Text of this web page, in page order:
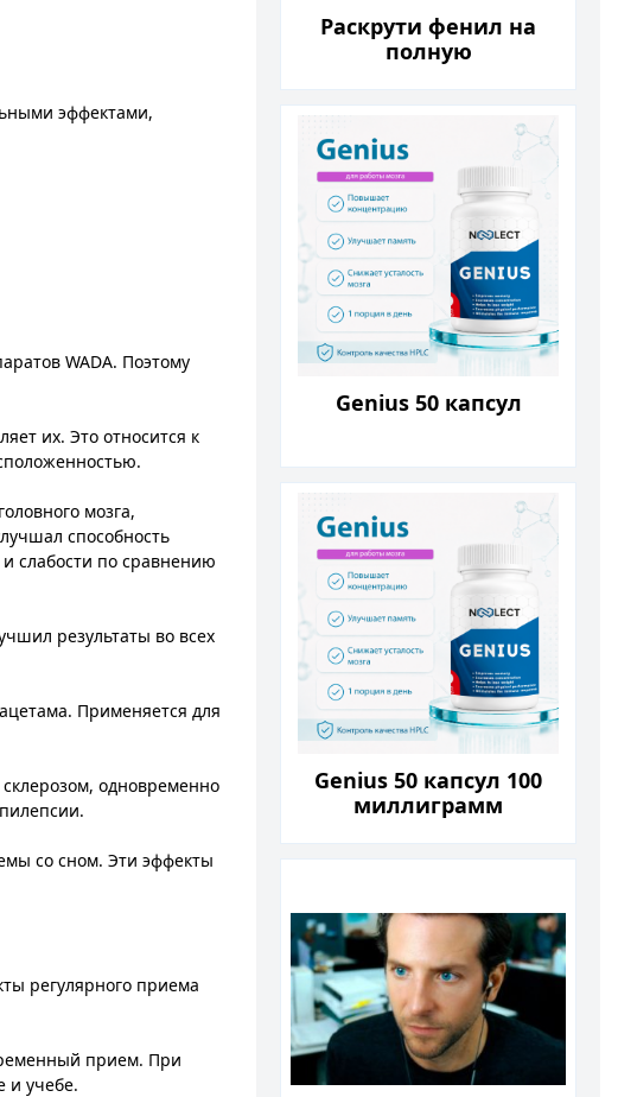
эффектами,
WADA. Поэтому
их. Это относится к
мозга,
способность
слабости по сравнению
результаты во всех
Применяется для
одновременно
со сном. Эти эффекты
регулярного приема
прием. При
и учебе.
Раскрути фенил на
полную
Genius 50 капсул
Genius 50 капсул 100
миллиграмм